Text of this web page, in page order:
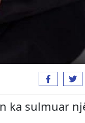
ka sulmuar